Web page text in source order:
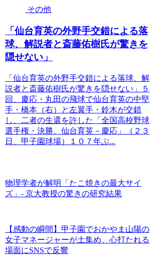
その他
「仙台育英の外野手交錯による落
球、解説者と斎藤佑樹氏が驚きを
隠せない」
「仙台育英の外野手交錯による落球、解
説者と斎藤佑樹氏が驚きを隠せない」５
回、慶応・丸田の飛球で仙台育英の中堅
手・橋本（右）と左翼手・鈴木が交錯
し、二者の生還を許した「全国高校野球
選手権・決勝、仙台育英－慶応」（２３
日、甲子園球場）１０７年ぶ...
物理学者が解明「たこ焼きの最大サイ
ズ」- 京大教授の驚きの研究結果
【感動の瞬間】甲子園でおかやま山陽の
女子マネージャーが土集め、心打たれる
場面にSNSで反響